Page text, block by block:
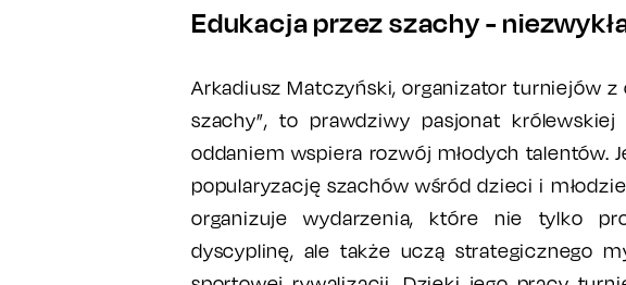
Edukacja przez szachy -
Arkadiusz Matczyński, organizator turniejów z
szachy”, to prawdziwy pasjonat
oddaniem wspiera rozwój młodych talentów.
popularyzację szachów wśród dzieci i
organizuje wydarzenia, które nie tylko
dyscyplinę, ale także uczą strategicznego